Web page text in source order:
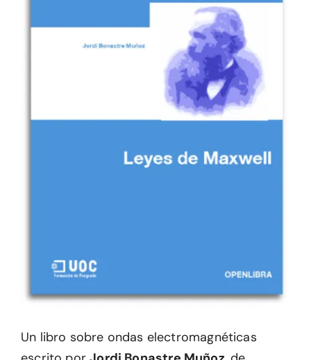
Un libro sobre ondas electromagnéticas